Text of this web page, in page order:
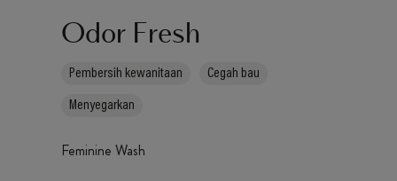
Odor Fresh
Pembersih kewanitaan Cegah bau
Menyegarkan
Feminine Wash